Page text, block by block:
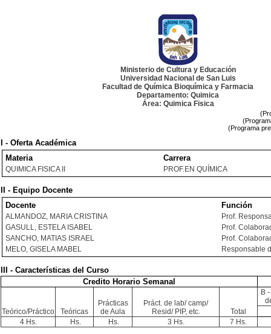
Ministerio de Cultura y Educación
Universidad Nacional de San Luis
Facultad de Química Bioquímica y Farmacia
Departamento: Quimica
Área: Quimica Fisica
(Programa
I - Oferta Académica
Materia
Carrera
QUIMICA FISICA II PROF.EN QUÍMICA
II - Equipo Docente
Docente
Función
ALMANDOZ, MARIA CRISTINA
Prof.
GASULL, ESTELA ISABEL
Prof.
SANCHO, MATIAS ISRAEL
Prof.
MELO, GISELA MABEL
Responsable
III - Características del Curso
Credito Horario Semanal
Teórico/Práctico Teóricas
Prácticas
de Aula
Práct. de lab/ camp/
Resid/ PIP, etc.
Total
B
4 Hs. Hs. Hs. 3 Hs. 7 Hs.